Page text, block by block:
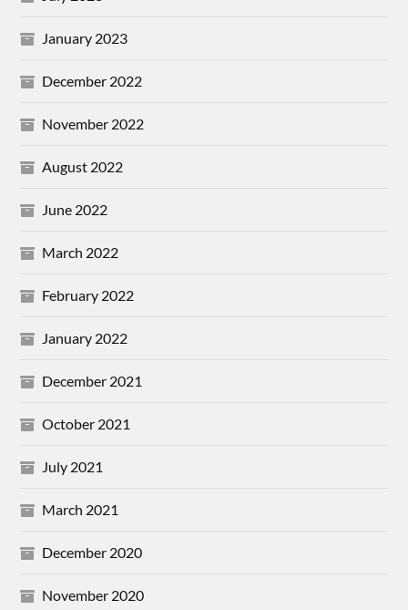
January 2023
December 2022
November 2022
August 2022
June 2022
March 2022
February 2022
January 2022
December 2021
October 2021
July 2021
March 2021
December 2020
November 2020